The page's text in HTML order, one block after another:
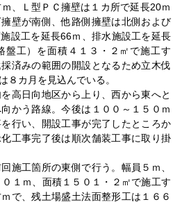
、Ｌ型ＰＣ擁壁は１カ所で延長20ｍ
壁が南側、他路側擁壁は北側および
設工を延長66ｍ、排水施設工を延長
盤工）を面積４１３・２㎡で施工す
済みの範囲の開設となるため立木伐
８カ月を見込んでいる。
高日向地区から上り、西から東へと
かう路線。今後は１００～１５０ｍ
行い、開設工事が完了したところか
工事完了後は順次舗装工事に取り掛
施工箇所の東側で行う。幅員５ｍ、
１ｍ、面積１５０１・２㎡で施工す
で、残土場盛土法面整形工は１６６